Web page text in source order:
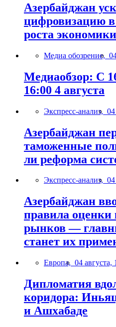
Азербайджан
цифровизацию в
роста экономики
Медиа обозрение,
Медиаобзор: С
16:00 4 августа
Экспресс-анализ,
Азербайджан
таможенные
ли реформа
Экспресс-анализ,
Азербайджан
правила оценки
рынков —
станет их
Европа, 04 августа,
Дипломатия
коридора:
и Ашхабаде